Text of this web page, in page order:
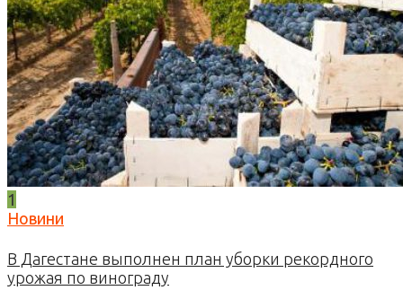
1
Новини
В Дагестане выполнен план уборки рекордного
урожая по винограду